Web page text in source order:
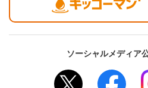
ソーシャルメディア